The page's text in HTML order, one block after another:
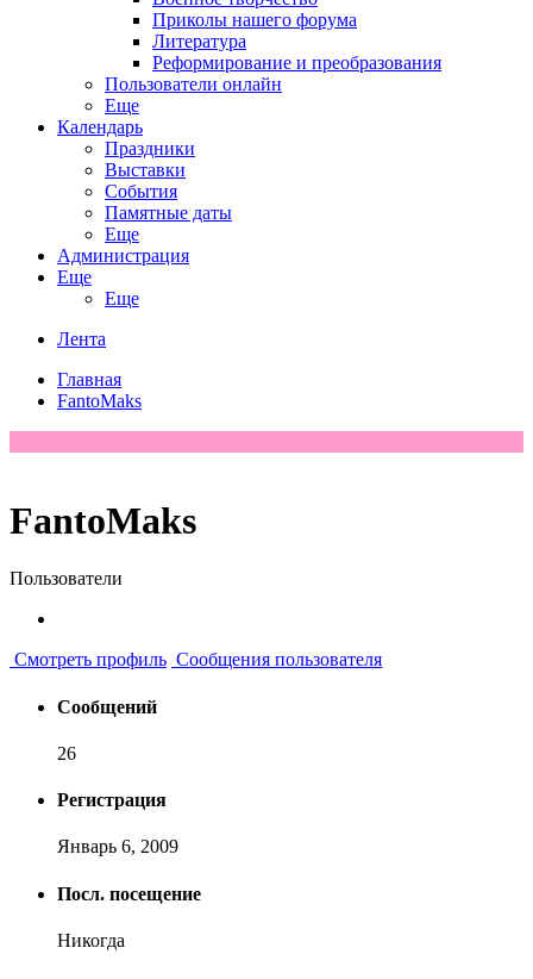
Приколы нашего форума
Литература
Реформирование и преобразования
Пользователи онлайн
Еще
Календарь
Праздники
Выставки
События
Памятные даты
Еще
Администрация
Еще
Еще
Лента
Главная
FantoMaks
FantoMaks
Пользователи
Смотреть профиль Сообщения пользователя
Сообщений
26
Регистрация
Январь 6, 2009
Посл. посещение
Никогда